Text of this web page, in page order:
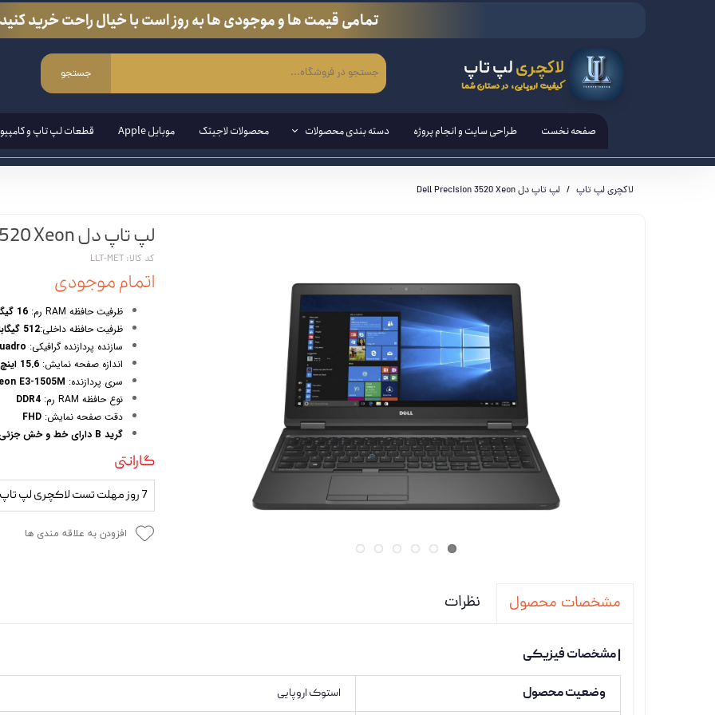
لاکچریلپ تاپ
کیفیت اروپایی، در دستان شما
جستجو
صفحه نخست طراحی سایت و انجام پروژه دسته بندی محصولات
لوازم جانبی
تجهیزات و مودم
دانگل،لوازم خودرویی و محصولات کاربردی
ویدئو پروژکتور
محصولات لاجیتک موبایل Apple قطعات لپ تاپ و
تمامی قیمت ها و موجودی ها به روز است با خیال راحت خرید
لاکچری لپ تاپ لپ تاپ دل Dell Precision 3520 Xeon
لپ تاپ دل Dell Precision 3520 Xeon
کد کالا: LLT-MET
اتمام موجودی
ظرفیت حافظه RAM رم:
16 گیگابایت
ظرفیت حافظه داخلی:512 گیگابایت m2Sata
سازنده پردازنده گرافیکی:
اندازه صفحه نمایش: 15.6 اینچ
سری پردازنده: E3-1505M
نوع حافظه RAM رم:
DDR4
دقت صفحه نمایش: FHD
گرید B دارای خط و خش جزئی
گارانتی
7 روز مهلت تست لاکچری لپ تاپ
افزودن به علاقه مندی ها
مشخصات محصول نظرات
| مشخصات فیزیکی
وضعیت محصول استوک اروپایی